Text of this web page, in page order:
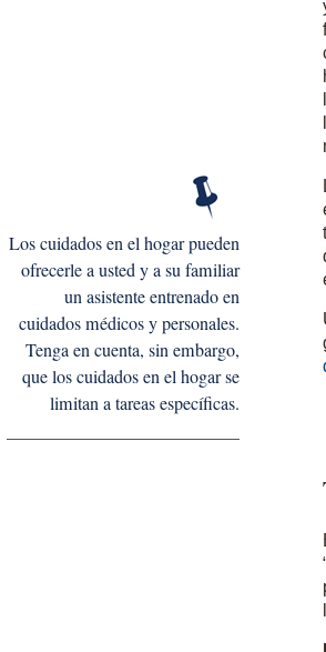
Los cuidados en el hogar pueden
ofrecerle a usted y a su familiar
un asistente entrenado en
cuidados médicos y personales.
Tenga en cuenta, sin embargo,
que los cuidados en el hogar se
limitan a tareas específicas.